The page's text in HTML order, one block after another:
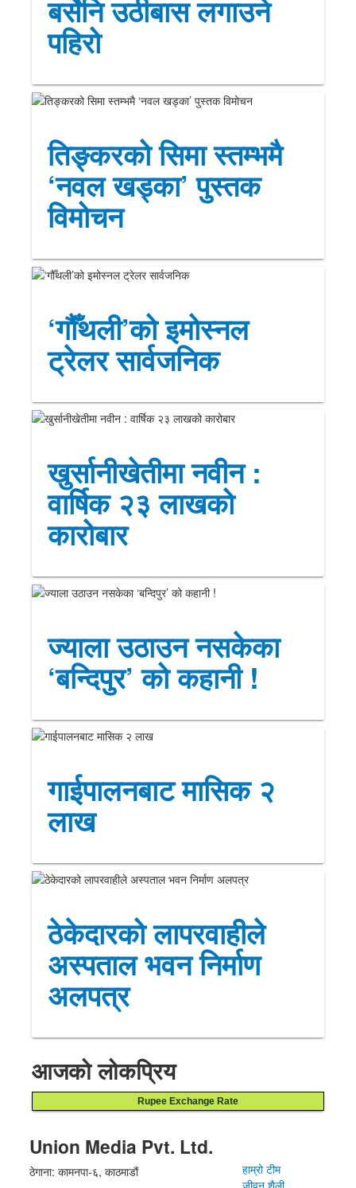
बर्सेनि उठीबास लगाउने
पहिरो
तिङ्करको सिमा स्तम्भमै
‘नवल खड्का’ पुस्तक
विमोचन
‘गौँथली’को इमोस्नल
ट्रेलर सार्वजनिक
खुर्सानीखेतीमा नवीन :
वार्षिक २३ लाखको
कारोबार
ज्याला उठाउन नसकेका
‘बन्दिपुर’ को कहानी !
गाईपालनबाट मासिक २
लाख
ठेकेदारको लापरवाहीले
अस्पताल भवन निर्माण
अलपत्र
आजको लोकप्रिय
Rupee Exchange Rate
Union Media Pvt. Ltd.
ठेगाना: कामनपा-६, काठमाडौं
हाम्रो टीम